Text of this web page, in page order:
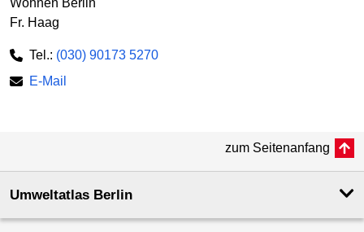
Fr. Haag
Tel.: (030) 90173 5270
E-Mail
zum Seitenanfang
Umweltatlas Berlin